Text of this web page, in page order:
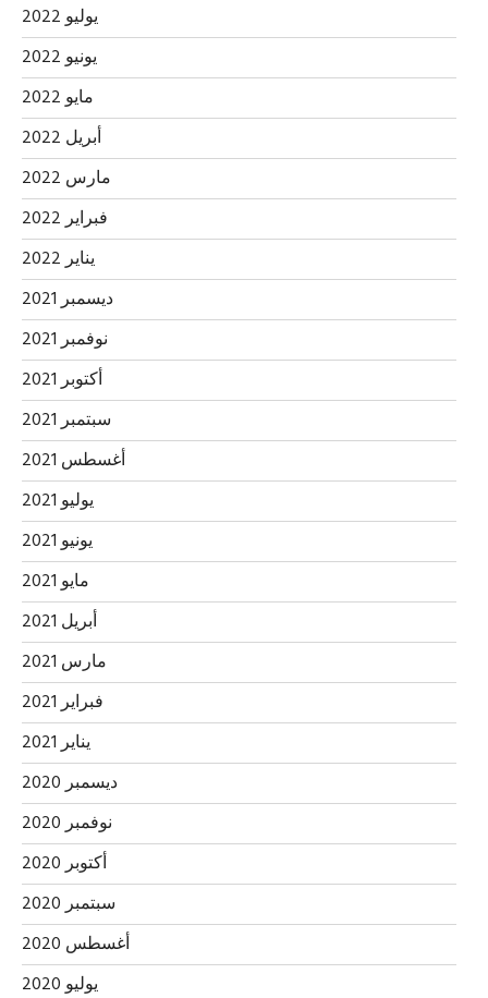
يوليو 2022
يونيو 2022
مايو 2022
أبريل 2022
مارس 2022
فبراير 2022
يناير 2022
ديسمبر 2021
نوفمبر 2021
أكتوبر 2021
سبتمبر 2021
أغسطس 2021
يوليو 2021
يونيو 2021
مايو 2021
أبريل 2021
مارس 2021
فبراير 2021
يناير 2021
ديسمبر 2020
نوفمبر 2020
أكتوبر 2020
سبتمبر 2020
أغسطس 2020
يوليو 2020